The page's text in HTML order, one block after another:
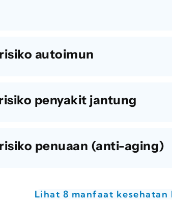
autoimun
penyakit jantung
penuaan (anti-aging)
Lihat 8 manfaat kesehatan